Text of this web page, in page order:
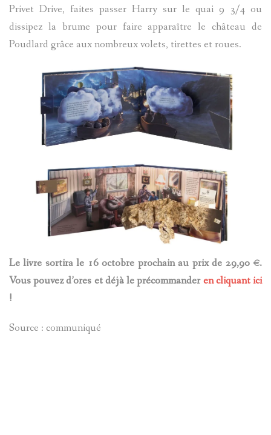
Privet Drive, faites passer Harry sur le quai 9 3/4 ou
dissipez la brume pour faire apparaître le château de
Poudlard grâce aux nombreux volets, tirettes et roues.
Le livre sortira le 16 octobre prochain au prix de 29,90 €.
Vous pouvez d’ores et déjà le précommanderen cliquant ici
!
Source : communiqué